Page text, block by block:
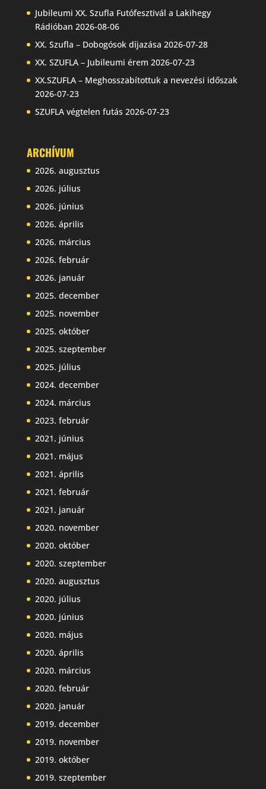
Jubileumi XX. Szufla Futófesztivál a Lakihegy
Rádióban 2026-08-06
XX. Szufla – Dobogósok díjazása 2026-07-28
XX. SZUFLA – Jubileumi érem 2026-07-23
XX.SZUFLA – Meghosszabítottuk a nevezési időszak
2026-07-23
SZUFLA végtelen futás 2026-07-23
ARCHÍVUM
2026. augusztus
2026. július
2026. június
2026. április
2026. március
2026. február
2026. január
2025. december
2025. november
2025. október
2025. szeptember
2025. július
2024. december
2024. március
2023. február
2021. június
2021. május
2021. április
2021. február
2021. január
2020. november
2020. október
2020. szeptember
2020. augusztus
2020. július
2020. június
2020. május
2020. április
2020. március
2020. február
2020. január
2019. december
2019. november
2019. október
2019. szeptember